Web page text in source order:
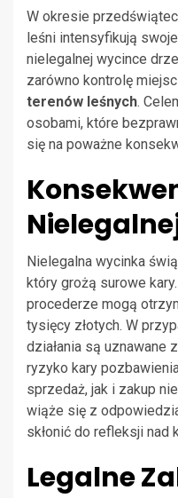
W okresie
leśni intensyfikują
nielegalnej wycince
zarówno kontrolę
terenów leśnych.
osobami, które
się na poważne
Nielegalna wycinka
który grożą surowe
procederze mogą
tysięcy złotych. W
działania są uznawane
ryzyko kary
sprzedaż, jak i zakup
wiąże się z
skłonić do refleksji nad
Legalne